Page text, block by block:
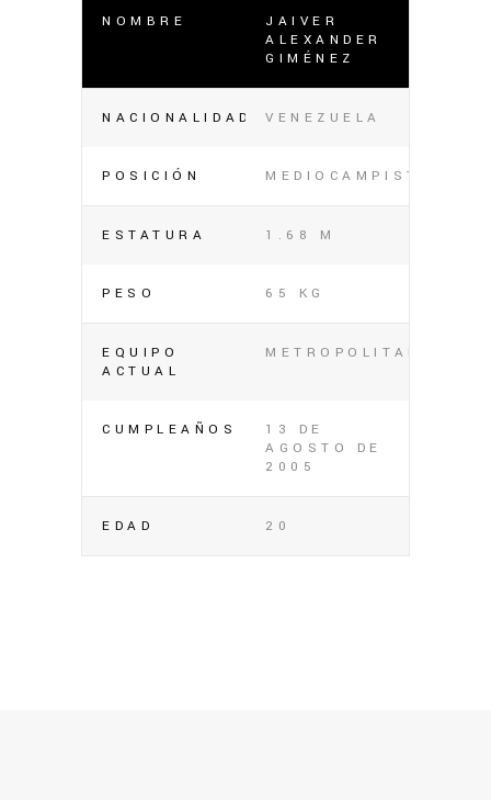
NOMBRE
JAIVER
ALEXANDER
GIMÉNEZ
NACIONALIDAD VENEZUELA
POSICIÓN MEDIOCAMPISTA
ESTATURA 1.68 M
PESO 65 KG
EQUIPO
ACTUAL
METROPOLITANOS
CUMPLEAÑOS
13 DE
AGOSTO DE
2005
EDAD 20